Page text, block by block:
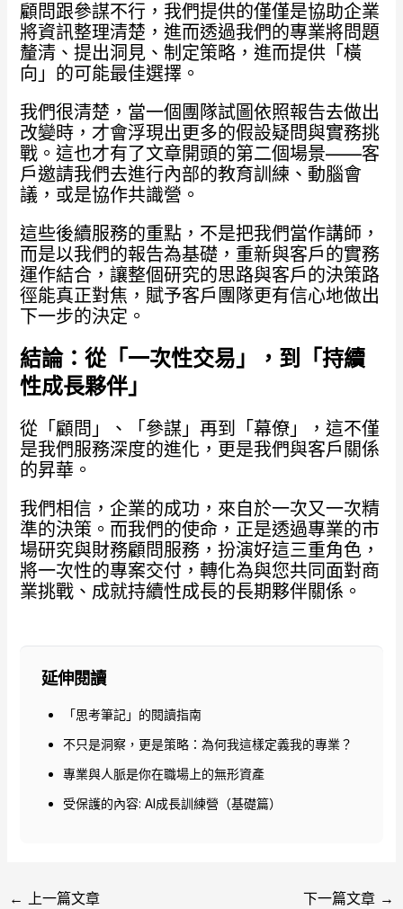
顧問跟參謀不行，我們提供的僅僅是協助企業
將資訊整理清楚，進而透過我們的專業將問題
釐清、提出洞見、制定策略，進而提供「橫
向」的可能最佳選擇。
我們很清楚，當一個團隊試圖依照報告去做出
改變時，才會浮現出更多的假設疑問與實務挑
戰。這也才有了文章開頭的第二個場景——客
戶邀請我們去進行內部的教育訓練、動腦會
議，或是協作共識營。
這些後續服務的重點，不是把我們當作講師，
而是以我們的報告為基礎，重新與客戶的實務
運作結合，讓整個研究的思路與客戶的決策路
徑能真正對焦，賦予客戶團隊更有信心地做出
下一步的決定。
結論：從「一次性交易」，到「持續
性成長夥伴」
從「顧問」、「參謀」再到「幕僚」，這不僅
是我們服務深度的進化，更是我們與客戶關係
的昇華。
我們相信，企業的成功，來自於一次又一次精
準的決策。而我們的使命，正是透過專業的市
場研究與財務顧問服務，扮演好這三重角色，
將一次性的專案交付，轉化為與您共同面對商
業挑戰、成就持續性成長的長期夥伴關係。
延伸閱讀
「思考筆記」的閱讀指南
不只是洞察，更是策略：為何我這樣定義我的專業？
專業與人脈是你在職場上的無形資產
受保護的內容: AI成長訓練營（基礎篇）
← 上一篇文章 下一篇文章 →